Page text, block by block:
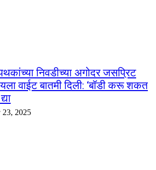
निवडीच्या अगोदर जसप्रिट
वाईट बातमी दिली: ‘बॉडी करू शकत
23, 2025